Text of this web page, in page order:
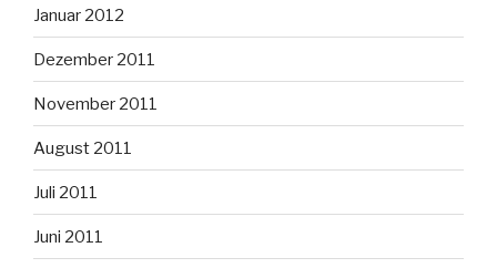
Januar 2012
Dezember 2011
November 2011
August 2011
Juli 2011
Juni 2011